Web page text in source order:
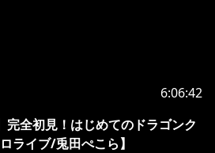
6:06:42
完全初見！はじめてのドラゴンク
ライブ/兎田ぺこら】